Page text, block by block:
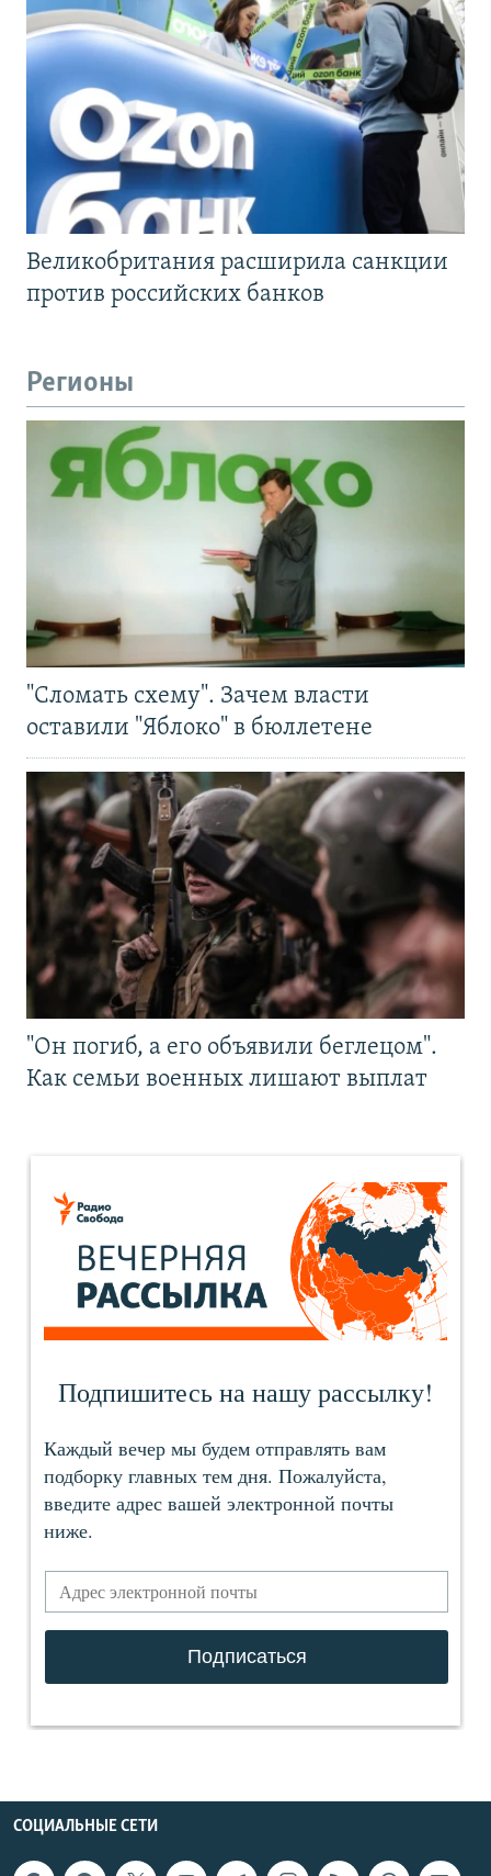
Великобритания расширила санкции
против российских банков
Регионы
"Сломать схему". Зачем власти
оставили "Яблоко" в бюллетене
"Он погиб, а его объявили беглецом".
Как семьи военных лишают выплат
СОЦИАЛЬНЫЕ СЕТИ